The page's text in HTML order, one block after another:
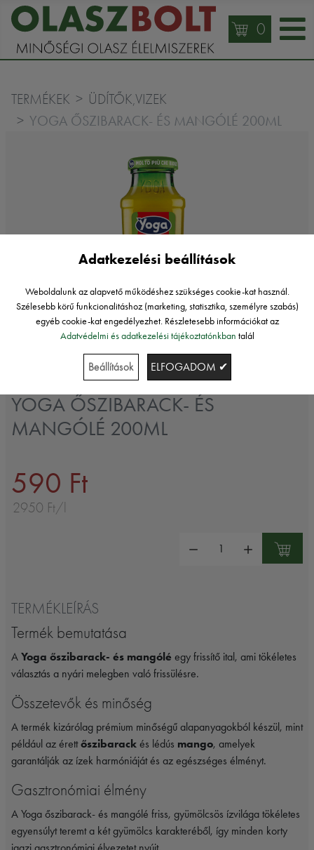
0
TERMÉKEK ÜDÍTŐK,VIZEK
YOGA ŐSZIBARACK- ÉS MANGÓLÉ 200ML
YOGA ŐSZIBARACK- ÉS
MANGÓLÉ 200ML
590 Ft
2950 Ft/l
TERMÉKLEÍRÁS
Termék bemutatása
A Yoga őszibarack- és mangólé egy frissítő ital, ami tökéletes
választás a nyári melegben való frissülésre.
Összetevők és minőség
A termék kizárólag prémium minőségű alapanyagokból készül, mint
például az érettőszibarack és lédús mango, amelyek
garantálják az ízek harmóniáját és az egészséges élményt.
Gasztronómiai élmény
A Yoga őszibarack- és mangólé friss, gyümölcsös ízvilága tökéletes
egyensúlyt teremt a két gyümölcs karakteréből, így minden korty
igazi gasztronómiai élvezetet nyújt.
Adatkezelési beállítások
Weboldalunk az alapvető működéshez szükséges cookie-kat használ.
Szélesebb körű funkcionalitáshoz (marketing, statisztika, személyre szabás)
egyéb cookie-kat engedélyezhet. Részletesebb információkat az
Adatvédelmi és adatkezelési tájékoztatónkban talál
Beállítások ELFOGADOM ✔